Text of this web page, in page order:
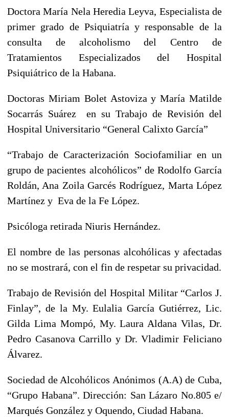
Doctora María Nela Heredia Leyva, Especialista de
primer grado de Psiquiatría y responsable de la
consulta de alcoholismo del Centro de
Tratamientos Especializados del Hospital
Psiquiátrico de la Habana.
Doctoras Miriam Bolet Astoviza y María Matilde
Socarrás Suárez en su Trabajo de Revisión del
Hospital Universitario “General Calixto García”
“Trabajo de Caracterización Sociofamiliar en un
grupo de pacientes alcohólicos” de Rodolfo García
Roldán, Ana Zoila Garcés Rodríguez, Marta López
Martínez y Eva de la Fe López.
Psicóloga retirada Niuris Hernández.
El nombre de las personas alcohólicas y afectadas
no se mostrará, con el fin de respetar su privacidad.
Trabajo de Revisión del Hospital Militar “Carlos J.
Finlay”, de la My. Eulalia García Gutiérrez, Lic.
Gilda Lima Mompó, My. Laura Aldana Vilas, Dr.
Pedro Casanova Carrillo y Dr. Vladimir Feliciano
Álvarez.
Sociedad de Alcohólicos Anónimos (A.A) de Cuba,
“Grupo Habana”. Dirección: San Lázaro No.805 e/
Marqués González y Oquendo, Ciudad Habana.